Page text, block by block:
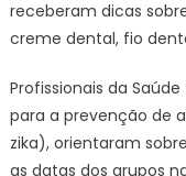
receberam dicas
creme dental, fio
Profissionais da
para a prevenção de
zika), orientaram
as datas dos grupos